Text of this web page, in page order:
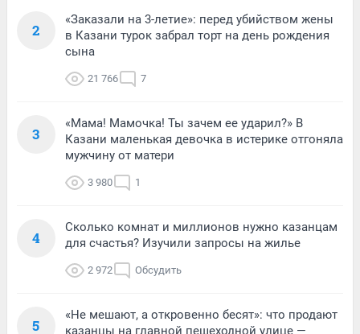
2
«Заказали на 3-летие»: перед убийством жены
в Казани турок забрал торт на день рождения
сына
21 766 7
3
«Мама! Мамочка! Ты зачем ее ударил?» В
Казани маленькая девочка в истерике отгоняла
мужчину от матери
3 980 1
4
Сколько комнат и миллионов нужно казанцам
для счастья? Изучили запросы на жилье
2 972 Обсудить
5
«Не мешают, а откровенно бесят»: что продают
казанцы на главной пешеходной улице —